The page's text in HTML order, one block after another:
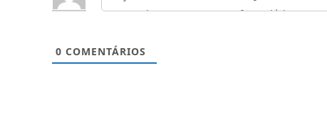
0 COMENTÁRIOS